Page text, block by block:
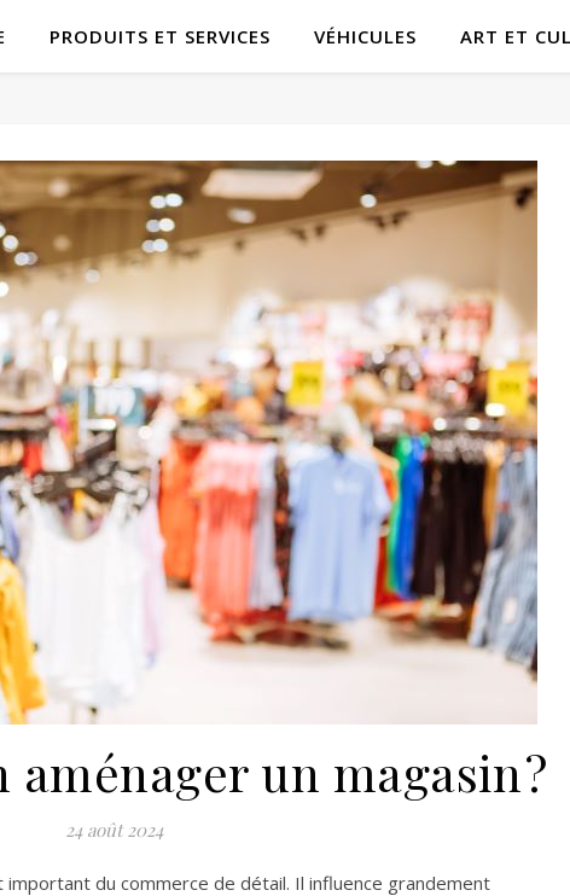
PRODUITS ET SERVICES VÉHICULES ART ET
un magasin ?
24 août 2024
important du commerce de détail. Il influence grandement